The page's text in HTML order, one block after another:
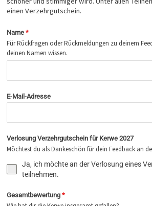
einen Verzehrgutschein.
Name *
Für Rückfragen oder Rückmeldungen zu deinem
deinen Namen wissen.
E-Mail-Adresse
Verlosung Verzehrgutschein für Kerwe 2027
Möchtest du als Dankeschön für dein Feedback an
Ja, ich möchte an der Verlosung eines
teilnehmen.
Gesamtbewertung *